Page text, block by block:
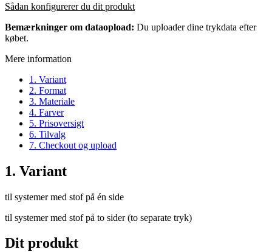
Sådan konfigurerer du dit produkt
Bemærkninger om dataopload: Du uploader dine trykdata efter
købet.
Mere information
1. Variant
2. Format
3. Materiale
4. Farver
5. Prisoversigt
6. Tilvalg
7. Checkout og upload
1. Variant
til systemer med stof på én side
til systemer med stof på to sider (to separate tryk)
Dit produkt